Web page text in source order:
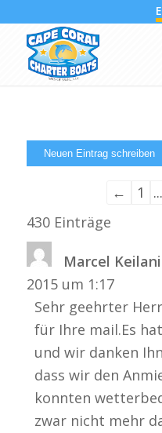
← 1 ...
430 Einträge
Marcel Keilani
2015 um 1:17
Sehr geehrter
für Ihre mail.Es
und wir danken
dass wir den
konnten
zwar nicht mehr